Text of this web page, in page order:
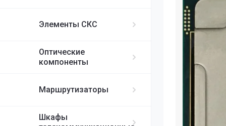
ИБП APC
MikroTik
Ubiquiti
Элементы СКС
Оптические
компоненты
FC/UPC-SC/UPC
FC/UPC-FC/UPC
Маршрутизаторы
FortiGate
Шкафы
IP-телефоны